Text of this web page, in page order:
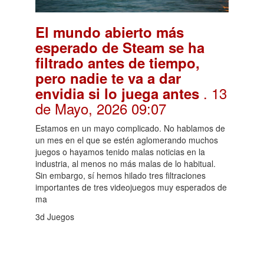
El mundo abierto más
esperado de Steam se ha
filtrado antes de tiempo,
pero nadie te va a dar
envidia si lo juega antes . 13
de Mayo, 2026 09:07
Estamos en un mayo complicado. No hablamos de
un mes en el que se estén aglomerando muchos
juegos o hayamos tenido malas noticias en la
industria, al menos no más malas de lo habitual.
Sin embargo, sí hemos hilado tres filtraciones
importantes de tres videojuegos muy esperados de
ma
3d Juegos